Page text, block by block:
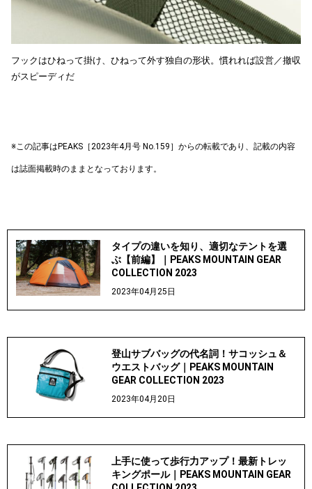
フックはひねって掛け、ひねって外す独自の形状。慣れれば設営／撤収
がスピーディだ
※この記事はPEAKS［2023年4月号 No.159］からの転載であり、記載の内容
は誌面掲載時のままとなっております。
タイプの違いを知り、適切なテントを選
ぶ【前編】｜PEAKS MOUNTAIN GEAR
COLLECTION 2023
2023年04月25日
登山サブバッグの代名詞！サコッシュ＆
ウエストバッグ｜PEAKS MOUNTAIN
GEAR COLLECTION 2023
2023年04月20日
上手に使って歩行力アップ！最新トレッ
キングポール｜PEAKS MOUNTAIN GEAR